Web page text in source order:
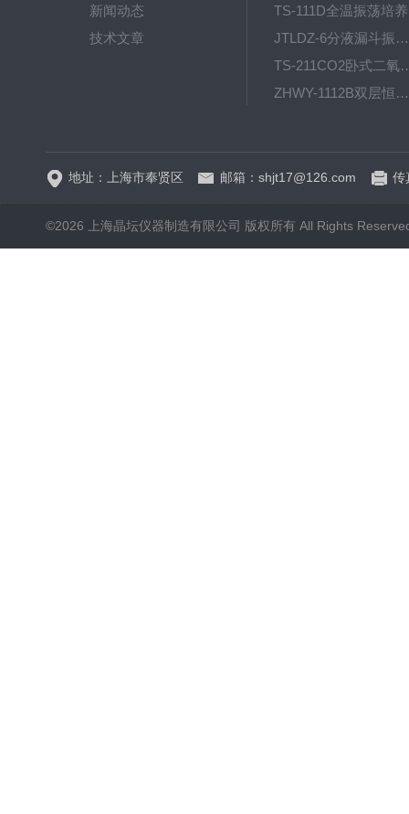
新闻动态
技术文章
JTLDZ-6分液漏斗振荡器
TS-211CO2卧式
ZHWY-1112B双层恒温培养摇床
地址：上海市奉贤区 邮箱：shjt17@126.com 传
©2026 上海晶坛仪器制造有限公司 版权所有 All Rights